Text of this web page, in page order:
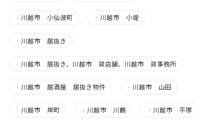
・ 川越市 小仙波町 ・ 川越市 小堤
・ 川越市 居抜き
・ 川越市 居抜き、川越市 貸店舗、川越市 貸事務所
・ 川越市 居酒屋 居抜き物件 ・ 川越市 山田
・ 川越市 岸町 ・ 川越市 川鶴 ・ 川越市 平塚